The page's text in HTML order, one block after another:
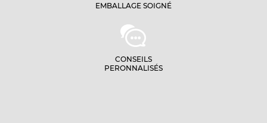
EMBALLAGE SOIGNÉ
CONSEILS
PERONNALISÉS